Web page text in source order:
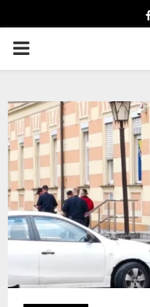
PRIMARY